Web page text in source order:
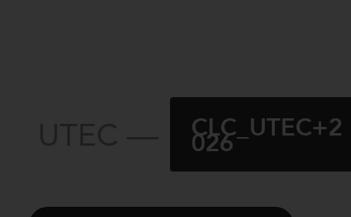
CLC_UTEC+2
026